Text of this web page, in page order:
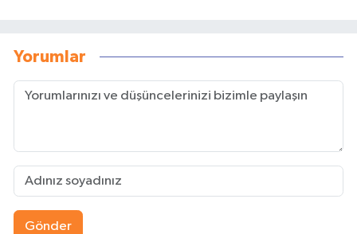
Yorumlar
Gönder